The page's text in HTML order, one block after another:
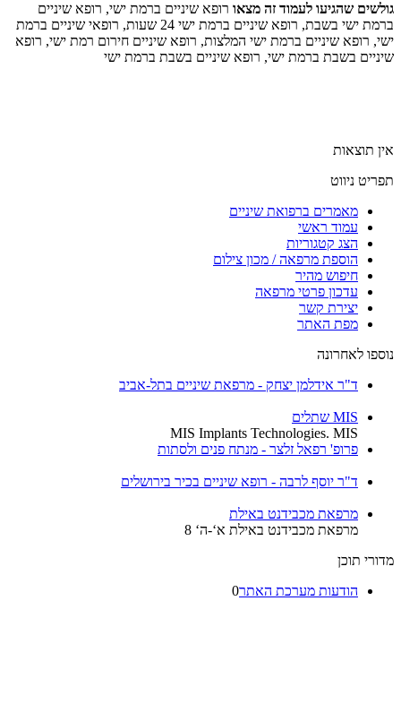
גולשים שהגיעו לעמוד זה מצאו רופא שיניים ברמת ישי, רופא שיניים
ברמת ישי בשבת, רופא שיניים ברמת ישי 24 שעות, רופאי שיניים ברמת
ישי, רופא שיניים ברמת ישי המלצות, רופא שיניים חירום רמת ישי, רופא
שיניים בשבת ברמת ישי, רופא שיניים בשבת ברמת ישי
אין תוצאות
תפריט ניווט
מאמרים ברפואת שיניים
עמוד ראשי
הצג קטגוריות
הוספת מרפאה / מכון צילום
חיפוש מהיר
עדכון פרטי מרפאה
יצירת קשר
מפת האתר
נוספו לאחרונה
ד"ר אידלמן יצחק - מרפאת שיניים בתל-אביב
MIS שתלים
MIS Implants Technologies. MIS
פרופ' רפאל זלצר - מנתח פנים ולסתות
ד"ר יוסף לרבה - רופא שיניים בכיר בירושלים
מרפאת מכבידנט באילת
מרפאת מכבידנט באילת א‘-ה‘ 8
מדורי תוכן
הודעות מערכת האתר0